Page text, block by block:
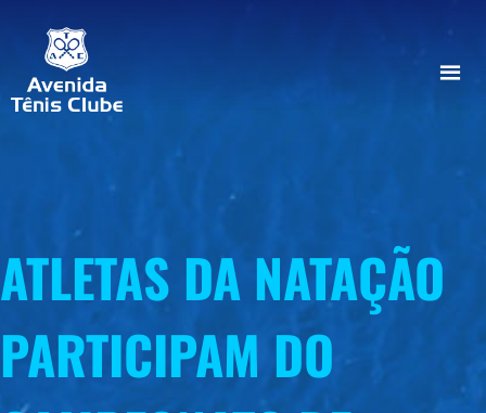
ATLETAS DA NATAÇÃO
PARTICIPAM DO